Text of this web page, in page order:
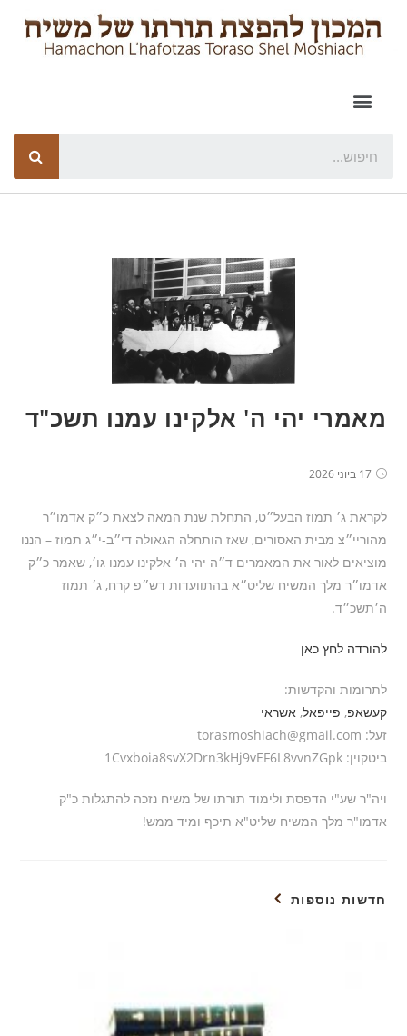
מאמרי יהי ה' אלקינו עמנו תשכ"ד
17 ביוני 2026
לקראת ג׳ תמוז הבעל״ט, התחלת שנת המאה לצאת כ״ק אדמו״ר
מהוריי״צ מבית האסורים, שאז הותחלה הגאולה די״ב-י״ג תמוז – הננו
מוציאים לאור את המאמרים ד״ה יהי ה׳ אלקינו עמנו גו׳, שאמר כ״ק
אדמו״ר מלך המשיח שליט״א בהתוועדות דש״פ קרח, ג׳ תמוז
ה׳תשכ״ד.
להורדה לחץ כאן
לתרומות והקדשות:
קעשאפ, פייפאל, אשראי
זעל: torasmoshiach@gmail.com
ביטקוין: 1Cvxboia8svX2Drn3kHj9vEF6L8vvnZGpk
ויה"ר שע"י הדפסת ולימוד תורתו של משיח נזכה להתגלות כ"ק
אדמו"ר מלך המשיח שליט"א תיכף ומיד ממש!
חדשות נוספות